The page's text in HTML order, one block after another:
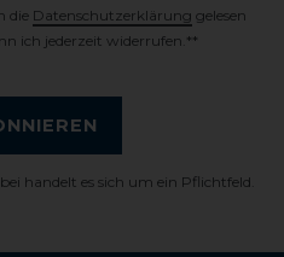
die Daten­schutz­erklärung gelesen
ich jederzeit widerrufen.**
handelt es sich um ein Pflichtfeld.